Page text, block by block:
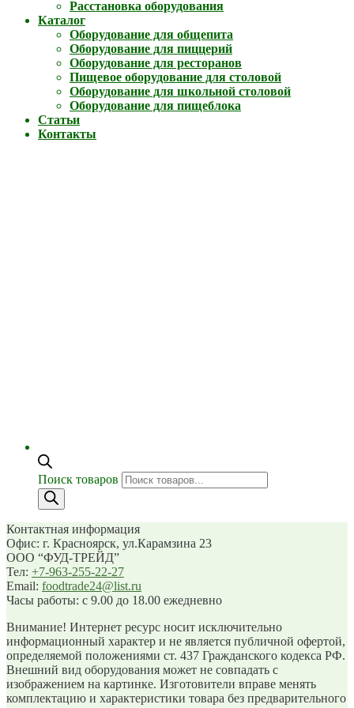
Расстановка оборудования
Каталог
Оборудование для общепита
Оборудование для пиццерий
Оборудование для ресторанов
Пищевое оборудование для столовой
Оборудование для школьной столовой
Оборудование для пищеблока
Статьи
Контакты
Поиск товаров
Контактная информация
Офис: г. Красноярск, ул.Карамзина 23
ООО “ФУД-ТРЕЙД”
Тел: +7-963-255-22-27
Email: foodtrade24@list.ru
Часы работы: с 9.00 до 18.00 ежедневно
Внимание! Интернет ресурс носит исключительно
информационный характер и не является публичной офертой,
определяемой положениями ст. 437 Гражданского кодекса РФ.
Внешний вид оборудования может не совпадать с
изображением на картинке. Изготовители вправе менять
комплектацию и характеристики товара без предварительного